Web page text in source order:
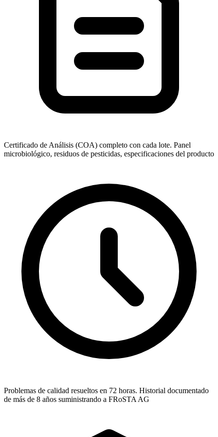
Certificado de Análisis (COA) completo con cada lote. Panel
microbiológico, residuos de pesticidas, especificaciones del producto
Problemas de calidad resueltos en 72 horas. Historial documentado
de más de 8 años suministrando a FRoSTA AG